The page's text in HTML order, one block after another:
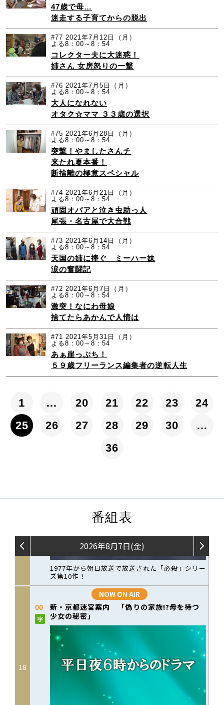
47歳で母…
迷走する子育てからの脱出
#77 2021年7月12日（月）
よる8：00～8：54
コレクター夫に大迷惑！
姉さん 女房怒りの一撃
#76 2021年7月5日（月）
よる8：00～8：54
大人になれない
オタク☆ママ ３３歳の選択
#75 2021年6月28日（月）
よる8：00～8：54
突撃！やましたさんチ
来たれ夏本番！
断捨離の極意スペシャル
#74 2021年6月21日（月）
よる8：00～8：54
頑固オバアと泣き虫助っ人
尾張・名古屋で大合戦
#73 2021年6月14日（月）
よる8：00～8：54
天国の姉に捧ぐ ミーハー妹
涙の奮闘記
#72 2021年6月7日（月）
よる8：00～8：54
激突！なにわ母娘
捨てたらあかんで人情は
#71 2021年5月31日（月）
よる8：00～8：54
あぁ崖っぷち！
５９歳フリーランス編集者の逆転人生
1 … 20 21 22 23
24
25
26 27 28 29 30
…
36
番組表